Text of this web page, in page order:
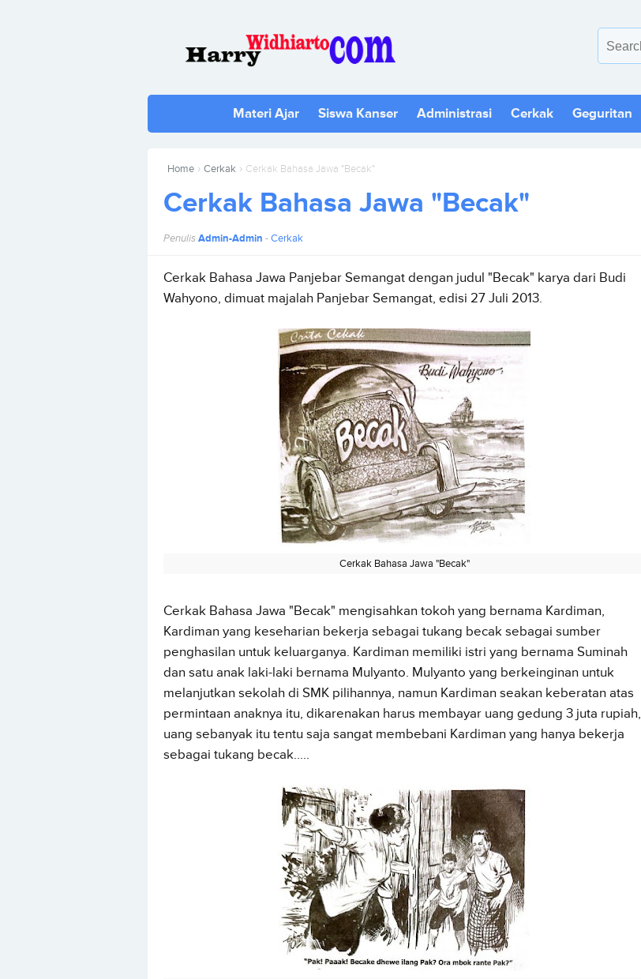
Materi Ajar Siswa Kanser Administrasi Cerkak Geguritan
Home › Cerkak › Cerkak Bahasa Jawa "Becak"
Cerkak Bahasa Jawa "Becak"
PenulisAdmin-Admin -Cerkak
Cerkak Bahasa Jawa Panjebar Semangat dengan judul "Becak" karya dari Budi
Wahyono, dimuat majalah Panjebar Semangat, edisi 27 Juli 2013.
Cerkak Bahasa Jawa "Becak"
Cerkak Bahasa Jawa "Becak" mengisahkan tokoh yang bernama Kardiman,
Kardiman yang keseharian bekerja sebagai tukang becak sebagai sumber
penghasilan untuk keluarganya. Kardiman memiliki istri yang bernama Suminah
dan satu anak laki-laki bernama Mulyanto. Mulyanto yang berkeinginan untuk
melanjutkan sekolah di SMK pilihannya, namun Kardiman seakan keberatan atas
permintaan anaknya itu, dikarenakan harus membayar uang gedung 3 juta rupiah,
uang sebanyak itu tentu saja sangat membebani Kardiman yang hanya bekerja
sebagai tukang becak.....